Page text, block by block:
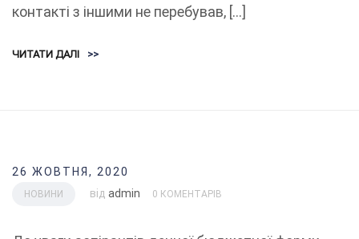
контакті з іншими не перебував, […]
ЧИТАТИ ДАЛІ >>
26 ЖОВТНЯ, 2020
НОВИНИ від admin 0 КОМЕНТАРІВ